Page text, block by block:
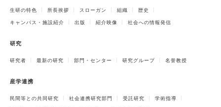
生研の特色 所長挨拶 スローガン 組織 歴史
キャンパス・施設紹介 出版 紹介映像 社会への情報発信
研究
研究者 最新の研究 部門・センター 研究グループ 名誉教授
産学連携
民間等との共同研究 社会連携研究部門 受託研究 学術指導